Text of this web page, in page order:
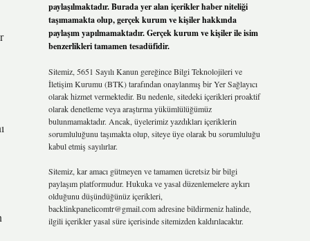
paylaşılmaktadır. Burada yer alan içerikler haber niteliği
taşımamakta olup, gerçek kurum ve kişiler hakkında
paylaşım yapılmamaktadır. Gerçek kurum ve kişiler ile isim
benzerlikleri tamamen tesadüfidir.
Sitemiz, 5651 Sayılı Kanun gereğince Bilgi Teknolojileri ve
İletişim Kurumu (BTK) tarafından onaylanmış bir Yer Sağlayıcı
olarak hizmet vermektedir. Bu nedenle, sitedeki içerikleri proaktif
olarak denetleme veya araştırma yükümlülüğümüz
bulunmamaktadır. Ancak, üyelerimiz yazdıkları içeriklerin
sorumluluğunu taşımakta olup, siteye üye olarak bu sorumluluğu
kabul etmiş sayılırlar.
Sitemiz, kar amacı gütmeyen ve tamamen ücretsiz bir bilgi
paylaşım platformudur. Hukuka ve yasal düzenlemelere aykırı
olduğunu düşündüğünüz içerikleri,
backlinkpanelicomtr@gmail.comadresine bildirmeniz halinde,
ilgili içerikler yasal süre içerisinde sitemizden kaldırılacaktır.